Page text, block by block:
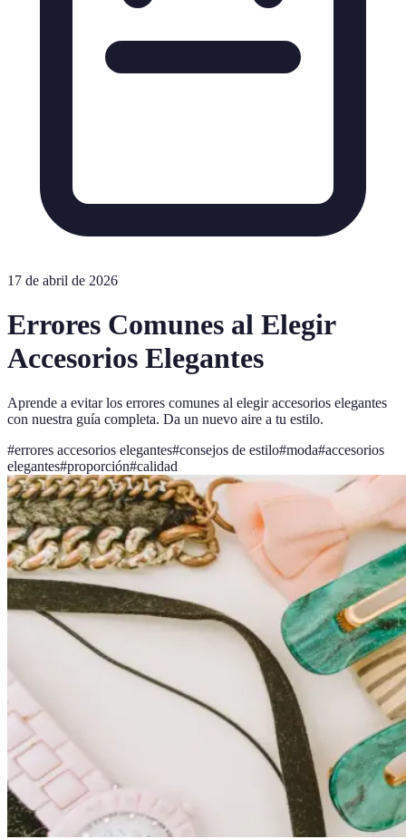
17 de abril de 2026
Errores Comunes al Elegir
Accesorios Elegantes
Aprende a evitar los errores comunes al elegir accesorios elegantes
con nuestra guía completa. Da un nuevo aire a tu estilo.
#errores accesorios elegantes#consejos de estilo#moda#accesorios
elegantes#proporción#calidad